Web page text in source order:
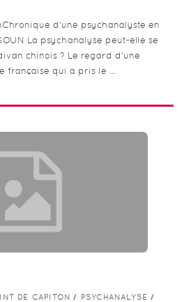
d’une psychanalyste en
La psychanalyse peut-elle se
chinois ? Le regard d’une
française qui a pris le …
DE CAPITON / PSYCHANALYSE /